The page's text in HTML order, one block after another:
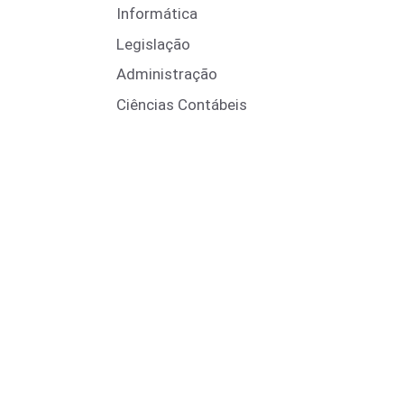
Informática
Legislação
Administração
Ciências Contábeis